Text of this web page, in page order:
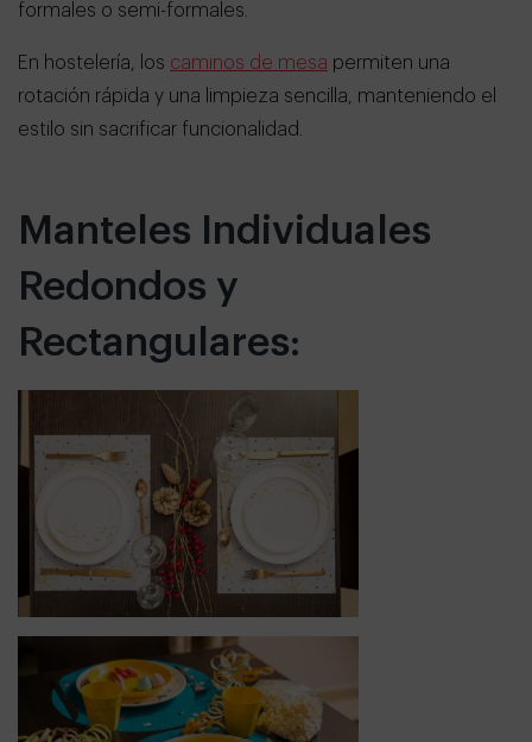
formales o semi-formales.
En hostelería, los caminos de mesa permiten una
rotación rápida y una limpieza sencilla, manteniendo el
estilo sin sacrificar funcionalidad.
Manteles Individuales
Redondos y
Rectangulares: